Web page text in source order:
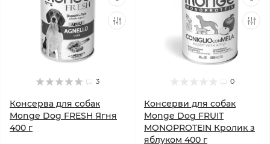
3
Консерва для собак
Monge Dog FRESH Ягня
400 г
0
Консерви для собак
Monge Dog FRUIT
MONOPROTEIN Кролик з
яблуком 400 г